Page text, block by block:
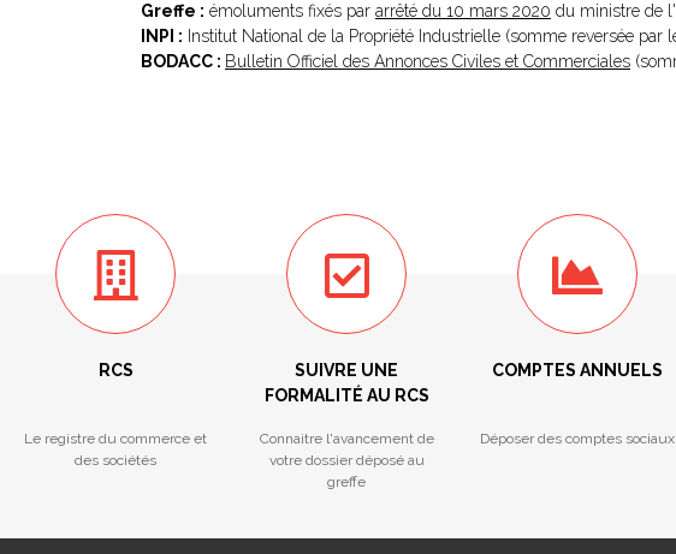
Greffe : émoluments fixés par arrêté du 10 mars 2020 du ministre de
INPI : Institut National de la Propriété Industrielle (somme reversée par
BODACC : Bulletin Officiel des Annonces Civiles et Commerciales
RCS
Le registre du commerce et
des sociétés
SUIVRE UNE
FORMALITÉ AU RCS
Connaitre l'avancement de
votre dossier déposé au
greffe
COMPTES ANNUELS
Déposer des comptes sociaux